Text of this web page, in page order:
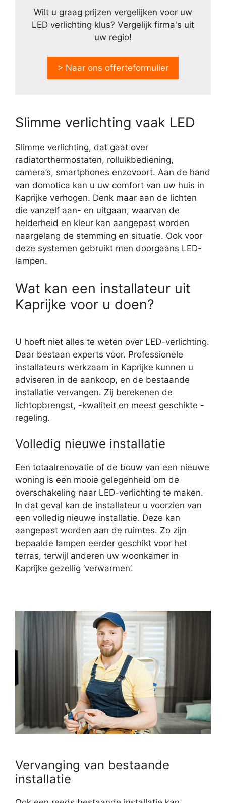
Wilt u graag prijzen vergelijken voor uw
LED verlichting klus? Vergelijk firma's uit
uw regio!
> Naar ons offerteformulier
Slimme verlichting vaak LED
Slimme verlichting, dat gaat over
radiatorthermostaten, rolluikbediening,
camera’s, smartphones enzovoort. Aan de hand
van domotica kan u uw comfort van uw huis in
Kaprijke verhogen. Denk maar aan de lichten
die vanzelf aan- en uitgaan, waarvan de
helderheid en kleur kan aangepast worden
naargelang de stemming en situatie. Ook voor
deze systemen gebruikt men doorgaans LED-
lampen.
Wat kan een installateur uit
Kaprijke voor u doen?
U hoeft niet alles te weten over LED-verlichting.
Daar bestaan experts voor. Professionele
installateurs werkzaam in Kaprijke kunnen u
adviseren in de aankoop, en de bestaande
installatie vervangen. Zij berekenen de
lichtopbrengst, -kwaliteit en meest geschikte -
regeling.
Volledig nieuwe installatie
Een totaalrenovatie of de bouw van een nieuwe
woning is een mooie gelegenheid om de
overschakeling naar LED-verlichting te maken.
In dat geval kan de installateur u voorzien van
een volledig nieuwe installatie. Deze kan
aangepast worden aan de ruimtes. Zo zijn
bepaalde lampen eerder geschikt voor het
terras, terwijl anderen uw woonkamer in
Kaprijke gezellig ‘verwarmen’.
Vervanging van bestaande
installatie